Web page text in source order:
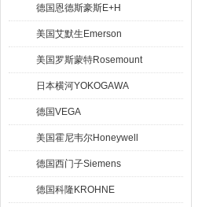
德国恩德斯豪斯E+H
美国艾默生Emerson
美国罗斯蒙特Rosemount
日本横河YOKOGAWA
德国VEGA
美国霍尼韦尔Honeywell
德国西门子Siemens
德国科隆KROHNE